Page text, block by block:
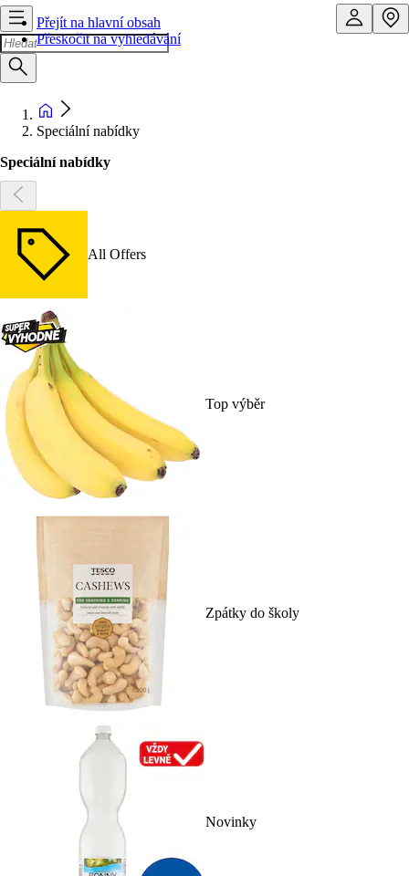
Přejít na hlavní obsah
Přeskočit na vyhledávání
Speciální nabídky
Speciální nabídky
All Offers
Top výběr
Zpátky do školy
Novinky